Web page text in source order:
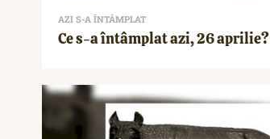
AZI S-A ÎNTÂMPLAT
Ce s-a întâmplat azi, 26 aprilie?